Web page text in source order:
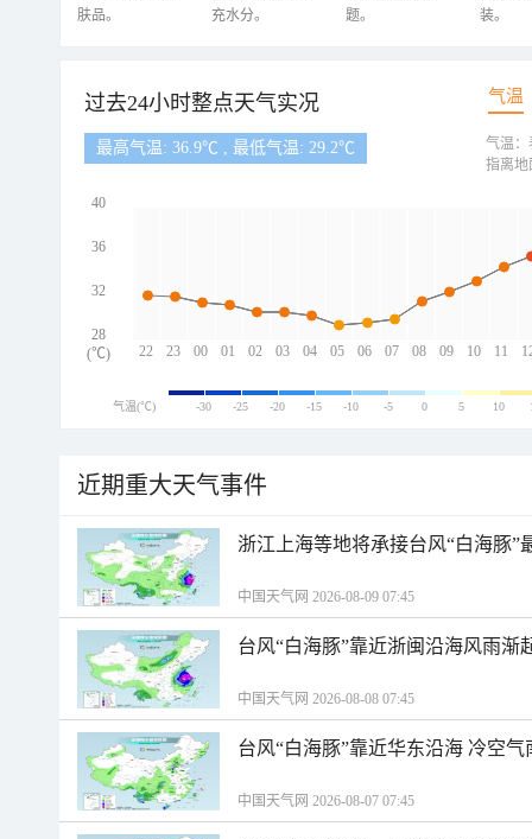
肤品。
充水分。
题。
装。
过去24小时整点天气实况 气温
最高气温: 36.9℃ , 最低气温: 29.2℃
22 23 00 01 02 03 04 05 06 07 08 09 10 11
40
36
32
28
(℃)
气温：
指离地
气温(℃) -30 -25 -20 -15 -10 -5 0 5 10
近期重大天气事件
浙江上海等地将承接台风“白海豚”
中国天气网 2026-08-09 07:45
台风“白海豚”靠近浙闽沿海风雨渐
中国天气网 2026-08-08 07:45
台风“白海豚”靠近华东沿海 冷空
中国天气网 2026-08-07 07:45